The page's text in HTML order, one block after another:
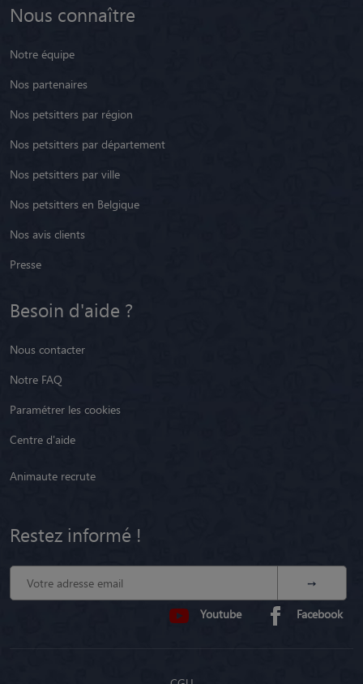
Nous connaître
Notre équipe
Nos partenaires
Nos petsitters par région
Nos petsitters par département
Nos petsitters par ville
Nos petsitters en Belgique
Nos avis clients
Presse
Besoin d'aide ?
Nous contacter
Notre FAQ
Paramétrer les cookies
Centre d'aide
Animaute recrute
Restez informé !
Youtube Facebook